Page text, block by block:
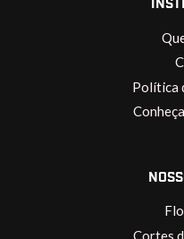
Política
Cortes